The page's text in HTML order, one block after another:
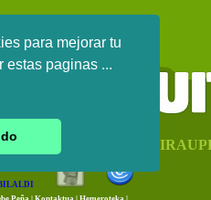
para mejorar tu
estas paginas ...
EUSKAL HERRIKO